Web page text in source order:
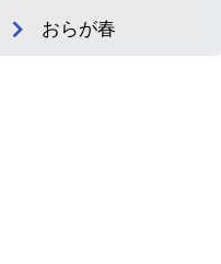
おらが春